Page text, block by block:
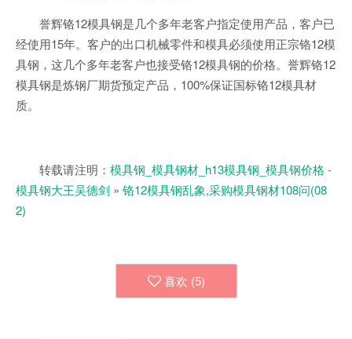
誉辉铬12模具钢是几个多年老客户指定使用产品，客户已
经使用15年。客户的出口机械零件和模具必须使用正宗铬12模
具钢，这几个多年老客户也接受铬12模具钢的价格。誉辉铬12
模具钢是炼钢厂期货预定产品，100%保证国标铬12模具材
质。
转载请注明： 模具钢_模具钢材_h13模具钢_模具钢价格 -
模具钢大王吴德剑 » 铬12模具钢乱象,采购模具钢材108问(08
2)
喜欢 (5)